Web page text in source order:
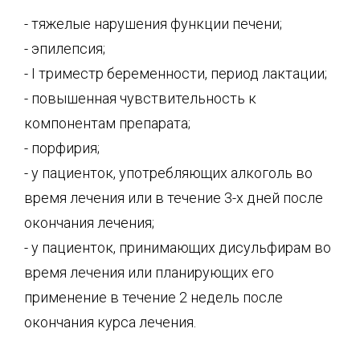
- тяжелые нарушения функции печени;
- эпилепсия;
- I триместр беременности, период лактации;
- повышенная чувствительность к
компонентам препарата;
- порфирия;
- у пациенток, употребляющих алкоголь во
время лечения или в течение 3-х дней после
окончания лечения;
- у пациенток, принимающих дисульфирам во
время лечения или планирующих его
применение в течение 2 недель после
окончания курса лечения.